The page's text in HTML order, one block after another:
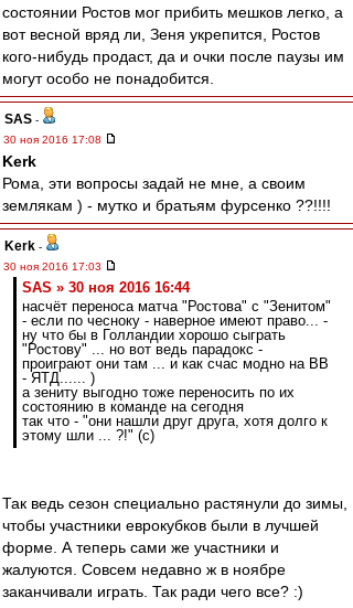
состоянии Ростов мог прибить мешков легко, а
вот весной вряд ли, Зеня укрепится, Ростов
кого-нибудь продаст, да и очки после паузы им
могут особо не понадобится.
SAS -
30 ноя 2016 17:08
Kerk
Рома, эти вопросы задай не мне, а своим
землякам ) - мутко и братьям фурсенко ??!!!!
Kerk -
30 ноя 2016 17:03
SAS » 30 ноя 2016 16:44
насчёт переноса матча "Ростова" с "Зенитом"
- если по чесноку - наверное имеют право... -
ну что бы в Голландии хорошо сыграть
"Ростову" ... но вот ведь парадокс -
проиграют они там ... и как счас модно на ВВ
- ЯТД...... )
а зениту выгодно тоже переносить по их
состоянию в команде на сегодня
так что - "они нашли друг друга, хотя долго к
этому шли ... ?!" (c)
Так ведь сезон специально растянули до зимы,
чтобы участники еврокубков были в лучшей
форме. А теперь сами же участники и
жалуются. Совсем недавно ж в ноябре
заканчивали играть. Так ради чего все? :)